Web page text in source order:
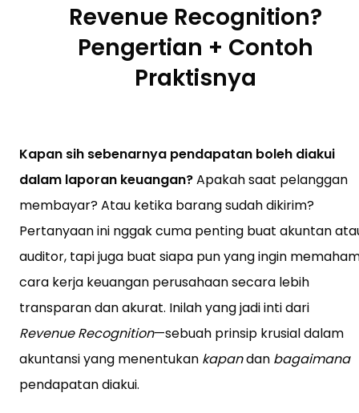
Revenue Recognition?
Pengertian + Contoh
Praktisnya
Kapan sih sebenarnya pendapatan boleh diakui
dalam laporan keuangan?Apakah saat pelanggan
membayar? Atau ketika barang sudah dikirim?
Pertanyaan ini nggak cuma penting buat akuntan
auditor, tapi juga buat siapa pun yang ingin
cara kerja keuangan perusahaan secara lebih
transparan dan akurat. Inilah yang jadi inti dari
Revenue Recognition—sebuah prinsip krusial dalam
akuntansi yang menentukan kapandan bagaimana
pendapatan diakui.